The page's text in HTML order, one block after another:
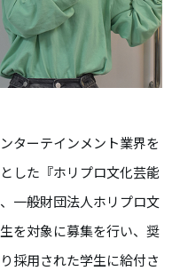
ターテインメント業界を
した『ホリプロ文化芸能
一般財団法人ホリプロ文
を対象に募集を行い、奨
採用された学生に給付さ